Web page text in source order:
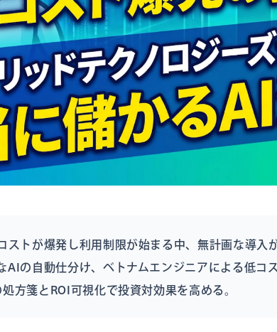
ストが爆発し利用制限が始まる中、無計画な導入
AIの自動仕分け、ベトナムエンジニアによる低コ
方箋とROI可視化で投資対効果を高める。